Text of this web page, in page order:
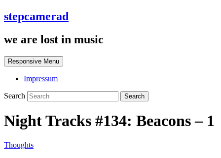
stepcamerad
we are lost in music
Responsive Menu
Impressum
Search
Night Tracks #134: Beacons – 1
Thoughts